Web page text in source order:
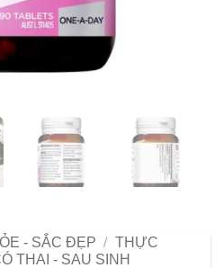
- SẮC ĐẸP / THỰC
THAI - SAU SINH